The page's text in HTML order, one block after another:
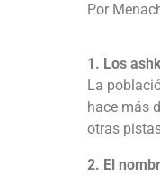
Por
1. Los
La
hace más
otras
2. El